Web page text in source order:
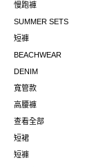
慢跑褲
SUMMER SETS
短褲
BEACHWEAR
DENIM
寬管款
高腰褲
查看全部
短裙
短褲